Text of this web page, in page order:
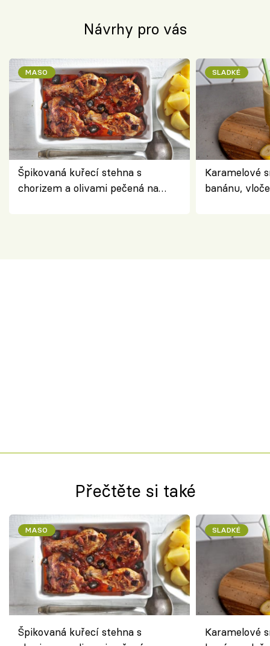
Návrhy pro vás
MASO
Špikovaná kuřecí stehna s
chorizem a olivami pečená na
SLADKÉ
Karamelové
banánu,
Přečtěte si také
MASO
Špikovaná kuřecí stehna s
SLADKÉ
Karamelové